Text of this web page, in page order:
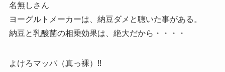
名無しさん
ヨーグルトメーカーは、納豆ダメと聴いた事がある。
納豆と乳酸菌の相乗効果は、絶大だから・・・・
よけろマッパ（真っ裸）!!